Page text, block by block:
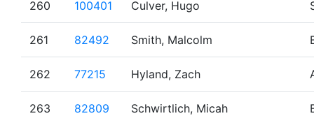
260 100401 Culver, Hugo
261 82492 Smith, Malcolm
262 77215 Hyland, Zach
263 82809 Schwirtlich, Micah